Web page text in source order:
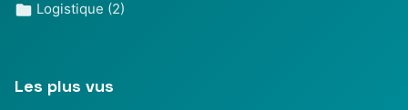
Logistique (2)
Les plus vus